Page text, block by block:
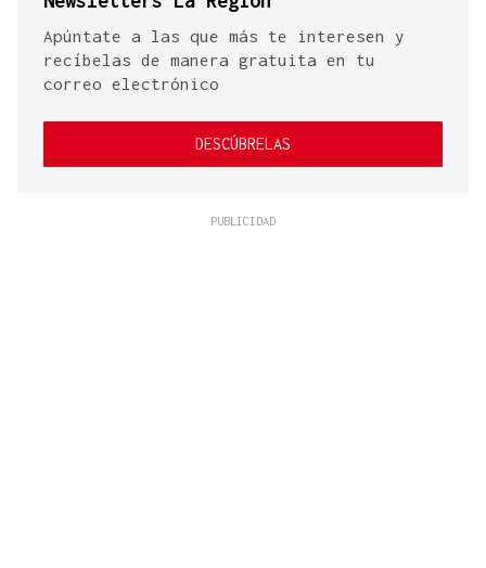
Apúntate a las que más te interesen y
recíbelas de manera gratuita en tu
correo electrónico
DESCÚBRELAS